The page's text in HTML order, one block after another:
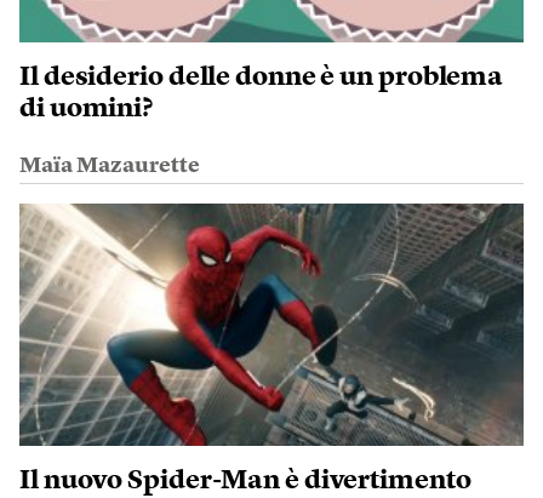
Il desiderio delle donne è un problema
di uomini?
Maïa Mazaurette
Il nuovo Spider-Man è divertimento